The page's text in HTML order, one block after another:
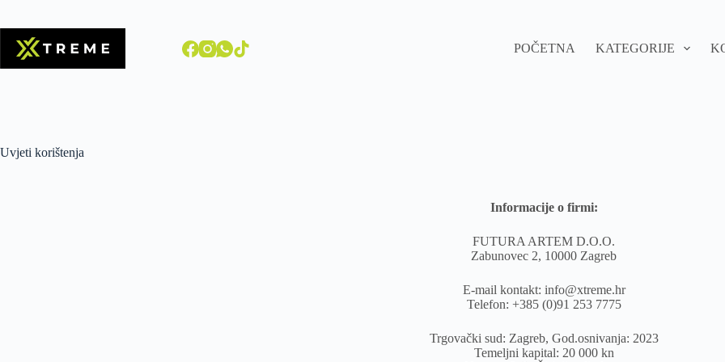
POČETNA KATEGORIJE
Uvjeti korištenja
Informacije o firmi:
FUTURA ARTEM D.O.O.
Zabunovec 2, 10000 Zagreb
E-mail kontakt: info@xtreme.hr
Telefon: +385 (0)91 253 7775
Trgovački sud: Zagreb, God.osnivanja: 2023
Temeljni kapital: 20 000 kn